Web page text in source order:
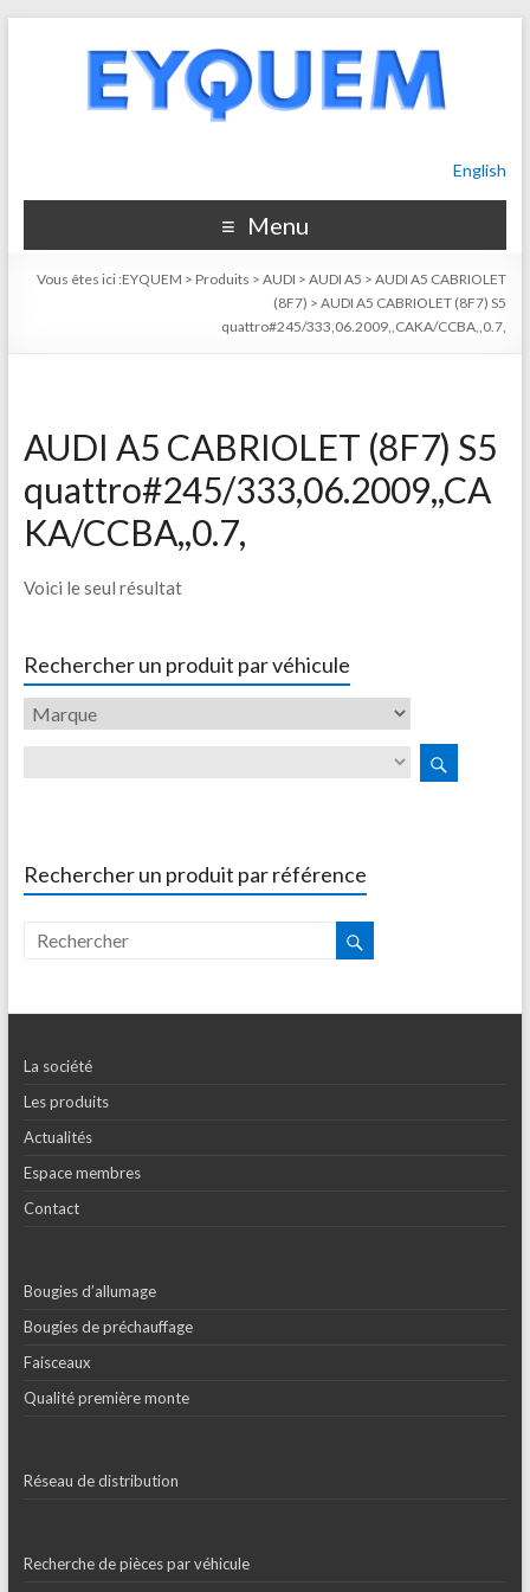
English
Menu
Vous êtes ici :EYQUEM > Produits >AUDI >AUDI A5 >AUDI A5 CABRIOLET
(8F7) >AUDI A5 CABRIOLET (8F7) S5
quattro#245/333,06.2009,,CAKA/CCBA,,0.7,
AUDI A5 CABRIOLET (8F7) S5
quattro#245/333,06.2009,,CA
KA/CCBA,,0.7,
Voici le seul résultat
Rechercher un produit par véhicule
Rechercher un produit par référence
La société
Les produits
Actualités
Espace membres
Contact
Bougies d’allumage
Bougies de préchauffage
Faisceaux
Qualité première monte
Réseau de distribution
Recherche de pièces par véhicule